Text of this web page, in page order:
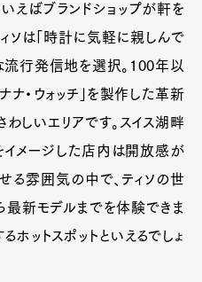
えばブランドショップが軒を
ソは「時計に気軽に親しんで
流行発信地を選択。100年以
ナ・ウォッチ」を製作した革新
しいエリアです。スイス湖畔
イメージした店内は開放感が
る雰囲気の中で、ティソの世
最新モデルまでを体験できま
ホットスポットといえるでしょ